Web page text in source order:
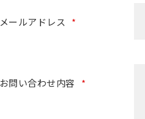
メールアドレス *
お問い合わせ内容 *